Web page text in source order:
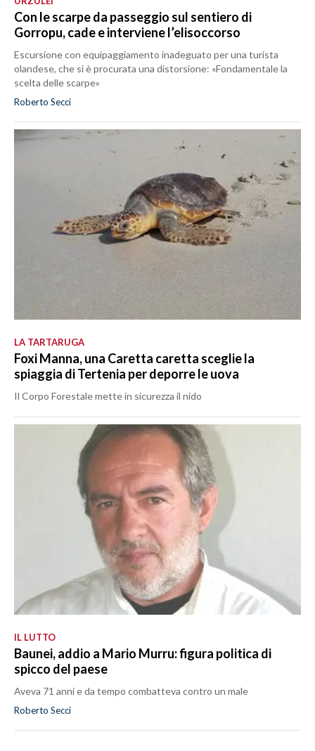
Con le scarpe da passeggio sul sentiero di
Gorropu, cade e interviene l’elisoccorso
Escursione con equipaggiamento inadeguato per una turista
olandese, che si è procurata una distorsione: «Fondamentale la
scelta delle scarpe»
Roberto Secci
LA TARTARUGA
Foxi Manna, una Caretta caretta sceglie la
spiaggia di Tertenia per deporre le uova
Il Corpo Forestale mette in sicurezza il nido
IL LUTTO
Baunei, addio a Mario Murru: figura politica di
spicco del paese
Aveva 71 anni e da tempo combatteva contro un male
Roberto Secci